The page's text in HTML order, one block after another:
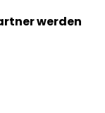
werden